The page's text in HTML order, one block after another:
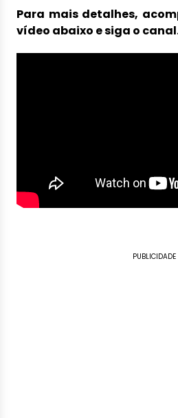
Para mais detalhes,
vídeo abaixo e siga o
PUBLICIDADE